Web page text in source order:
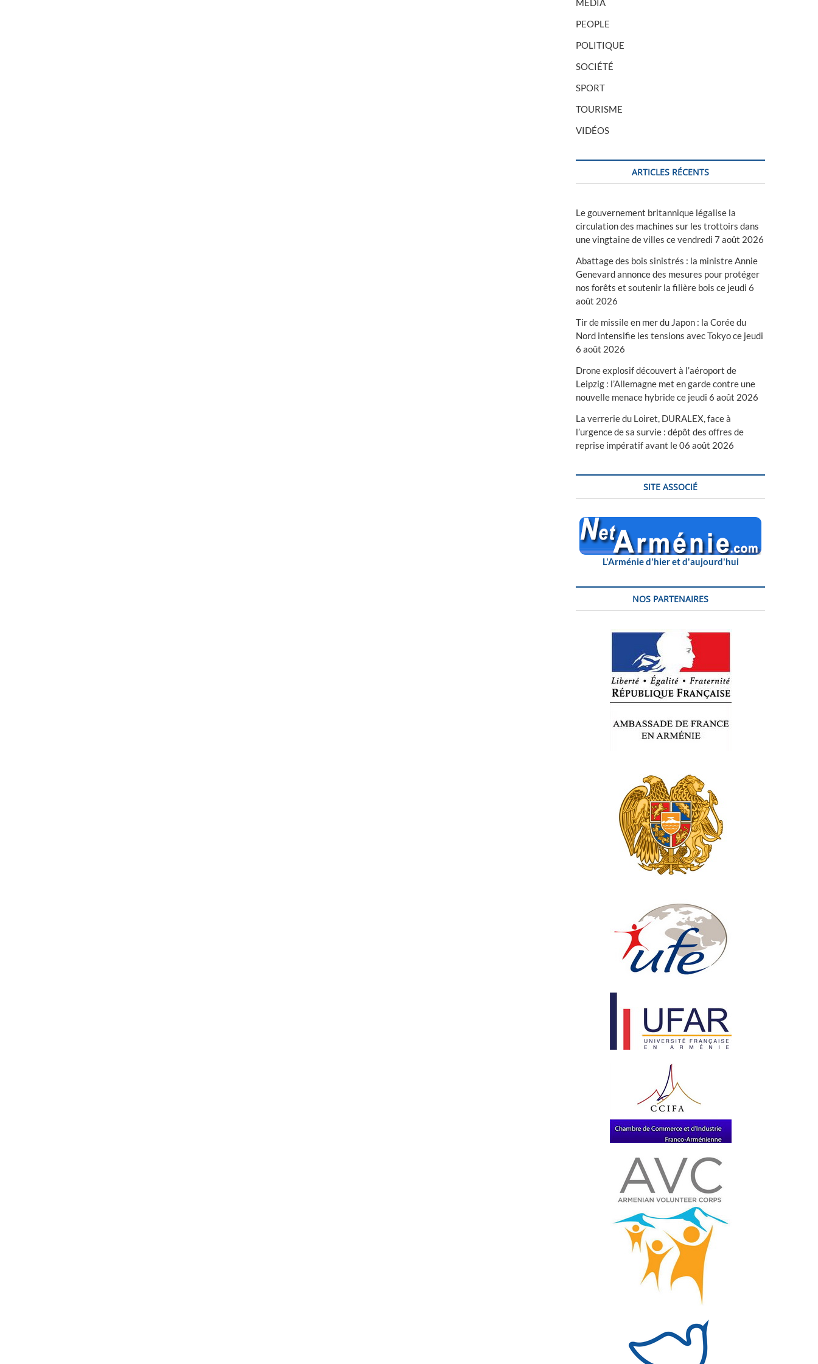
PEOPLE
POLITIQUE
SOCIÉTÉ
SPORT
TOURISME
VIDÉOS
ARTICLES RÉCENTS
Le gouvernement britannique légalise la
circulation des machines sur les trottoirs dans
une vingtaine de villes ce vendredi 7 août 2026
Abattage des bois sinistrés : la ministre Annie
Genevard annonce des mesures pour protéger
nos forêts et soutenir la filière bois ce jeudi 6
août 2026
Tir de missile en mer du Japon : la Corée du
Nord intensifie les tensions avec Tokyo ce jeudi
6 août 2026
Drone explosif découvert à l’aéroport de
Leipzig : l’Allemagne met en garde contre une
nouvelle menace hybride ce jeudi 6 août 2026
La verrerie du Loiret, DURALEX, face à
l’urgence de sa survie : dépôt des offres de
reprise impératif avant le 06 août 2026
SITE ASSOCIÉ
L'Arménie d'hier et d'aujourd'hui
NOS PARTENAIRES